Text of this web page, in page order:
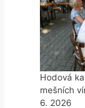
Hodová
mešních
6. 2026